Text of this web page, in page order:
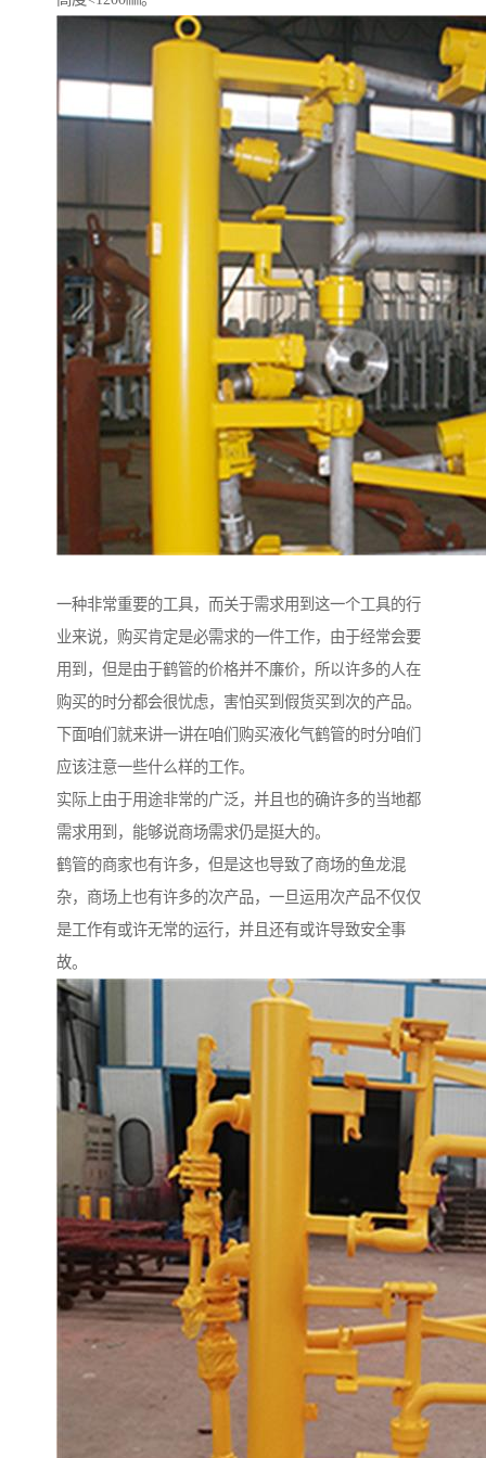
一种非常重要的工具，而关于需求用到这一个工具的行
业来说，购买肯定是必需求的一件工作，由于经常会要
用到，但是由于鹤管的价格并不廉价，所以许多的人在
购买的时分都会很忧虑，害怕买到假货买到次的产品。
下面咱们就来讲一讲在咱们购买液化气鹤管的时分咱们
应该注意一些什么样的工作。
实际上由于用途非常的广泛，并且也的确许多的当地都
需求用到，能够说商场需求仍是挺大的。
鹤管的商家也有许多，但是这也导致了商场的鱼龙混
杂，商场上也有许多的次产品，一旦运用次产品不仅仅
是工作有或许无常的运行，并且还有或许导致安全事
故。